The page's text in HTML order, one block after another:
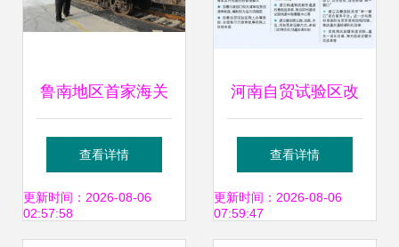
鲁南地区首家海关
多式联运监管站正
式开通，多式联运
查看详情
更新时间：2026-08-06
02:57:58
河南自贸试验区改
革再深化 多式联运
服务赋能“四梁八
查看详情
更新时间：2026-08-06
07:59:47